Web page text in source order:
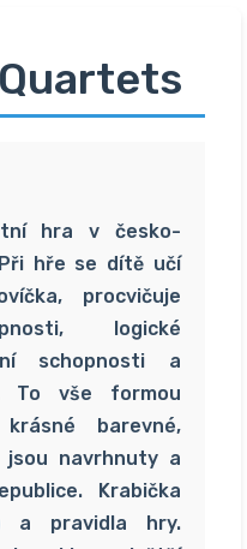
hra v česko-
hře se dítě učí
procvičuje
logické
schopnosti a
To vše formou
barevné,
jsou navrhnuty a
Krabička
a pravidla hry.